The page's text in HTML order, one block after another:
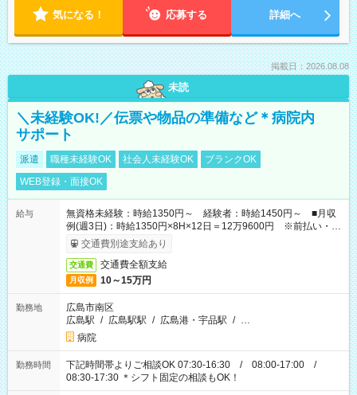
気になる！ 応募する 詳細へ
掲載日：2026.08.08
未読
＼未経験OK!／伝票や物品の準備など＊病院内
サポート
派遣 職種未経験OK 社会人未経験OK
ブランクOK
WEB登録・面接OK
給与
無資格未経験：時給1350円～ 経験者：時給1450円～ ■月収
例(週3日)：時給1350円×8H×12日＝12万9600円 ※前払い・日
払い・週払いOK
交通費別途支給あり
交通費 交通費全額支給
月収例 10～15万円
勤務地
広島市南区
広島駅 / 広島駅駅 / 広島港・宇品駅 / …
病院
勤務時間
下記時間帯よりご相談OK 07:30-16:30 / 08:00-17:00 /
08:30-17:30 ＊シフト固定の相談もOK！